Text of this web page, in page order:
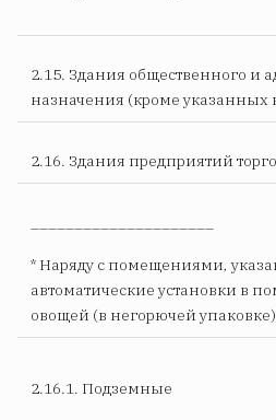
2.15. Здания общественного и
назначения (кроме указанных
2.16. Здания предприятий
* Наряду с помещениями,
автоматические установки в
овощей (в негорючей
2.16.1. Подземные